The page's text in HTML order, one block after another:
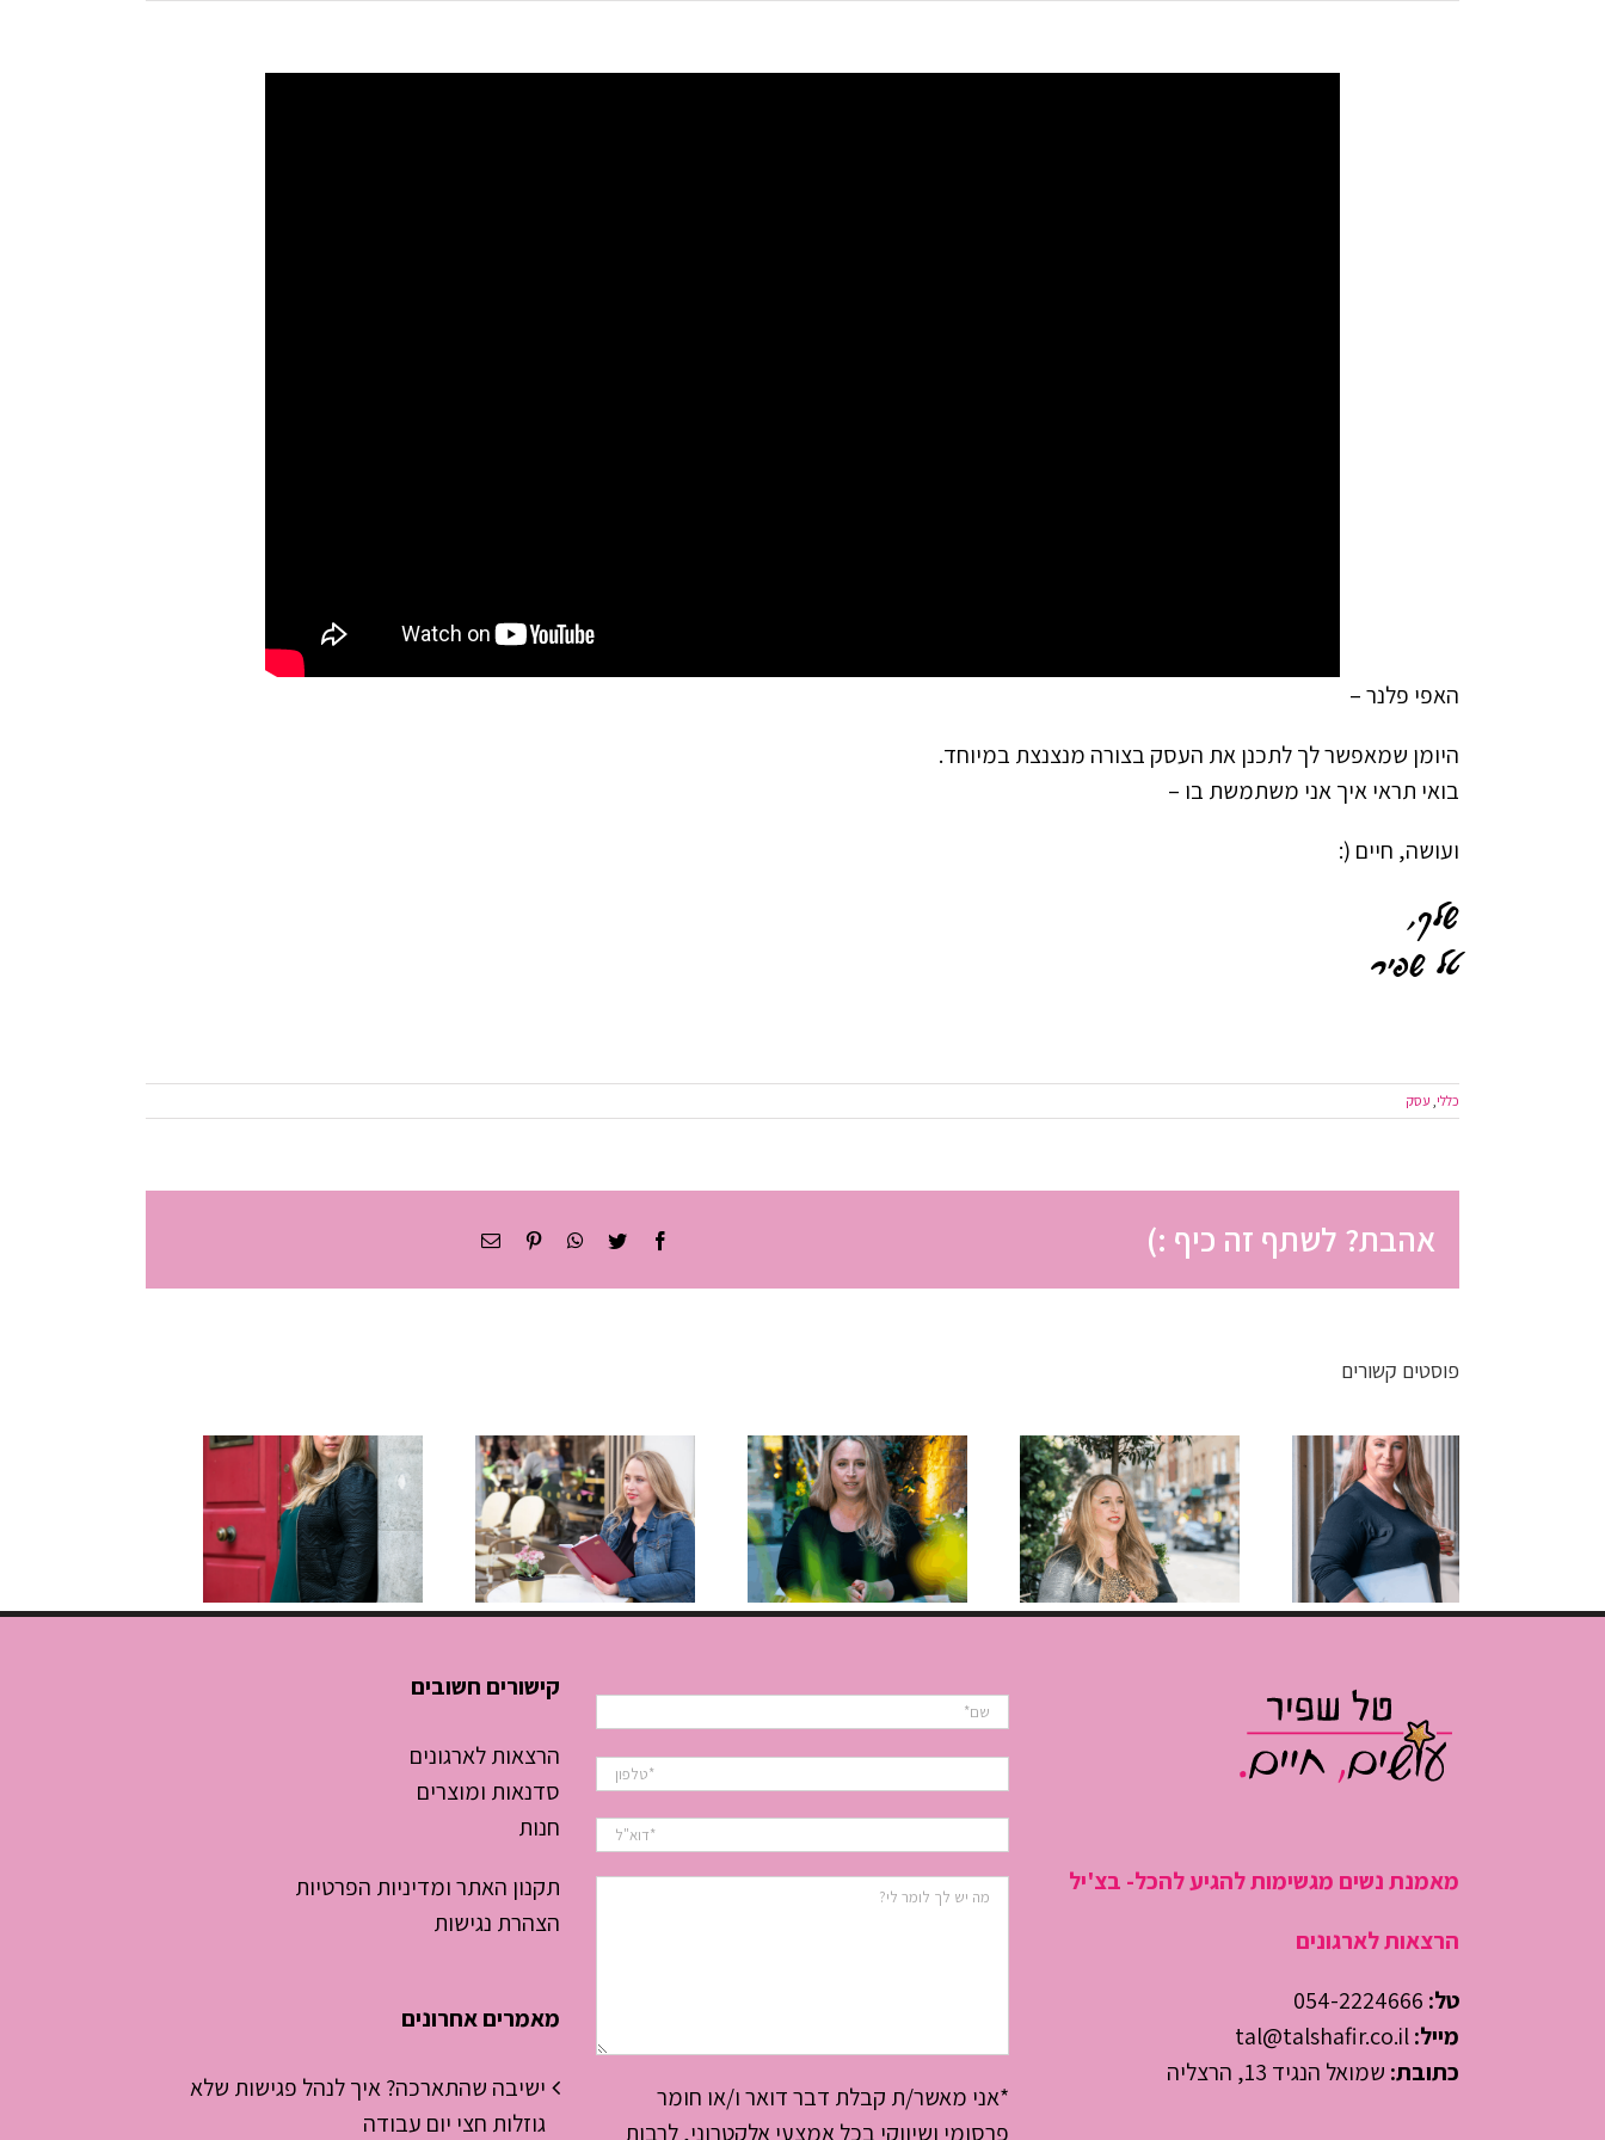
האפי פלנר –
היומן שמאפשר לך לתכנן את העסק בצורה מנצנצת במיוחד.
בואי תראי איך אני משתמשת בו –
ועושה, חיים (:
שלך,
טל שפיר
כללי, עסק
אהבת? לשתף זה כיף :) Facebook
Twitter
WhatsApp
Pinterestכתובת
פוסטים קשורים
שהתארכה?
איך לנהל
פגישות שלא
גוזלות חצי
איך להפסיק
“לכבות
שריפות”
ולהתחיל
לנהל את
היום
השפה
הסודית
שמנהלת לך
את העסק
פחות אשמה,
יותר חופש:
הגישה
החדשה
פחות
לקוחות, יותר
עוצמה:
הזדמנות
מאמנת נשים מגשימות להגיע להכל- בצ'יל
הרצאות לארגונים
טל: 054-2224666
מייל:tal@talshafir.co.il
כתובת: שמואל הנגיד 13, הרצליה
*אני מאשר/ת קבלת דבר דואר ו/או חומר
פרסומי ושיווקי בכל אמצעי אלקטרוני, לרבות
קישורים חשובים
הרצאות לארגונים
סדנאות ומוצרים
חנות
תקנון האתר ומדיניות הפרטיות
הצהרת נגישות
מאמרים אחרונים
ישיבה שהתארכה? איך לנהל פגישות שלא
גוזלות חצי יום עבודה